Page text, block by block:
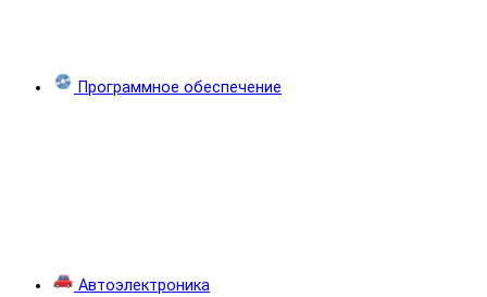
Программное обеспечение
Автоэлектроника